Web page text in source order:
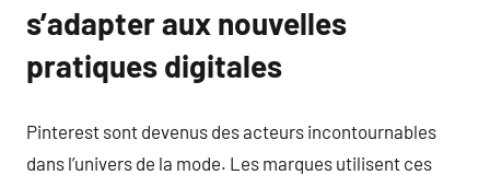
s’adapter aux nouvelles
pratiques digitales
Pinterest sont devenus des acteurs incontournables
dans l’univers de la mode. Les marques utilisent ces